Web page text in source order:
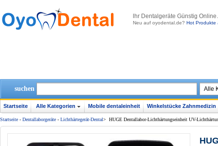
lhr Dentalgeräte Günstig
Neu auf oyodental.de? Hot Produkte
suchen
Startseite Alle Kategorien Mobile dentaleinheit Winkelstücke Zahnmedizin
Startseite - Dentallaborgeräte - Lichthärtegerät-Dental> HUGE Dentallabor-Lichthärtungseinheit UV-